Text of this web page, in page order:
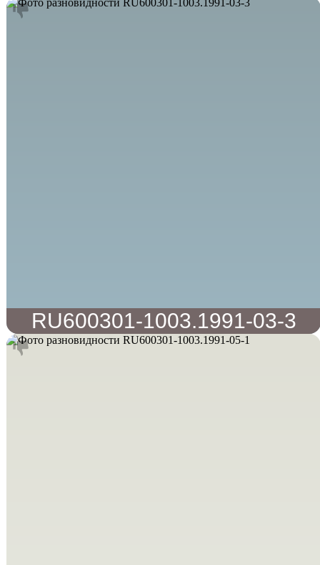
RU600301-1003.1991-03-3